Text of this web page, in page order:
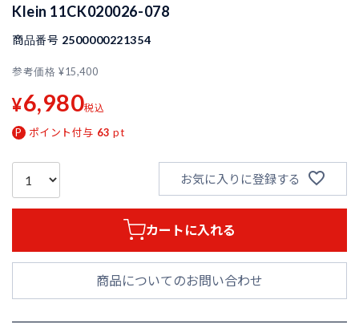
Klein 11CK020026-078
商品番号 2500000221354
参考価格 ¥15,400
¥6,980税込
ポイント付与 63 pt
お気に入りに登録する
カートに入れる
商品についてのお問い合わせ